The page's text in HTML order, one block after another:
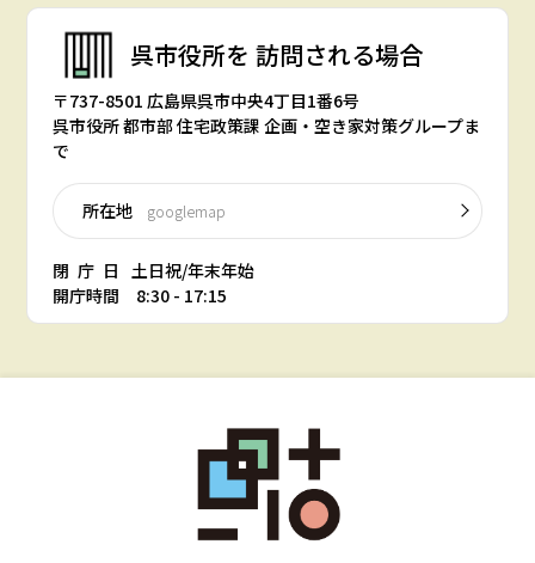
呉市役所を 訪問される場合
〒737-8501 広島県呉市中央4丁目1番6号
呉市役所 都市部 住宅政策課 企画・空き家対策グループま
で
所在地 googlemap
閉庁日
土日祝/年末年始
開庁時間 8:30 - 17:15